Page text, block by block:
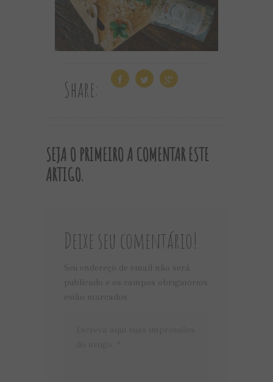
Share:
SEJA O PRIMEIRO A COMENTAR ESTE
ARTIGO.
Deixe seu comentário!
Seu endereço de email não será
publicado e os campos obrigatórios
estão marcados.